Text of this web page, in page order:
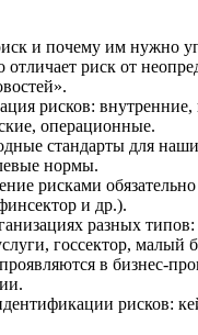
и почему им нужно
риск от
рисков:
операционные.
стандарты для
нормы.
рисками
и др.).
разных
госсектор, малый
в бизнес-
рисков: